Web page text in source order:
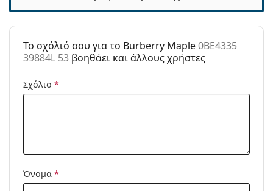
Χρήση:
Μόδα
Προϊόντος /
To σχόλιό σου για το Burberry Maple0BE4335
39884L 53 βοηθάει και άλλους χρήστες
Σχόλιο *
Όνομα *